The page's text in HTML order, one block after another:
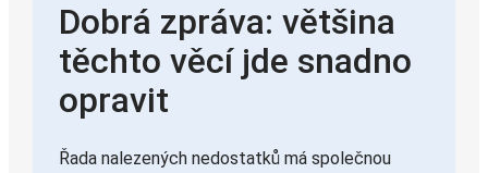
Dobrá zpráva: většina
těchto věcí jde snadno
opravit
Řada nalezených nedostatků má společnou